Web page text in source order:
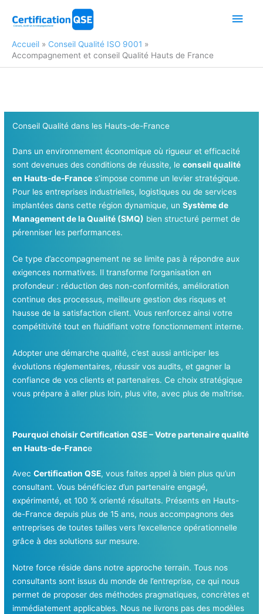
Accueil
Conseil Qualité ISO 9001
Accompagnement et conseil Qualité Hauts de France
Conseil Qualité dans les Hauts-de-France
Dans un environnement économique où rigueur et efficacité
sont devenues des conditions de réussite, leconseil qualité
en Hauts-de-France s’impose comme un levier stratégique.
Pour les entreprises industrielles, logistiques ou de services
implantées dans cette région dynamique, unSystème de
Management de la Qualité (SMQ) bien structuré permet de
pérenniser les performances.
Ce type d’accompagnement ne se limite pas à répondre aux
exigences normatives. Il transforme l’organisation en
profondeur : réduction des non-conformités, amélioration
continue des processus, meilleure gestion des risques et
hausse de la satisfaction client. Vous renforcez ainsi votre
compétitivité tout en fluidifiant votre fonctionnement interne.
Adopter une démarche qualité, c’est aussi anticiper les
évolutions réglementaires, réussir vos audits, et gagner la
confiance de vos clients et partenaires. Ce choix stratégique
vous prépare à aller plus loin, plus vite, avec plus de maîtrise.
Pourquoi choisir Certification QSE – Votre partenaire qualité
en Hauts-de-France
AvecCertification QSE, vous faites appel à bien plus qu’un
consultant. Vous bénéficiez d’un partenaire engagé,
expérimenté, et 100 % orienté résultats. Présents en Hauts-
de-France depuis plus de 15 ans, nous accompagnons des
entreprises de toutes tailles vers l’excellence opérationnelle
grâce à des solutions sur mesure.
Notre force réside dans notre approche terrain. Tous nos
consultants sont issus du monde de l’entreprise, ce qui nous
permet de proposer des méthodes pragmatiques, concrètes et
immédiatement applicables. Nous ne livrons pas des modèles